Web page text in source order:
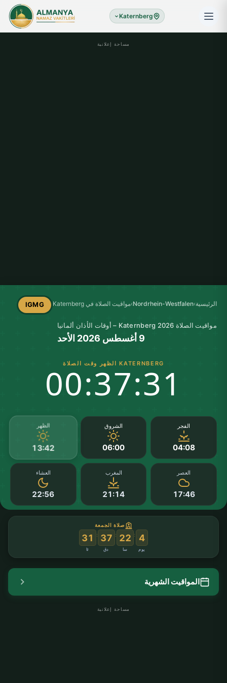
Katernberg
مساحة إعلانية
الرئيسية›
Nordrhein-Westfalen
›مواقيت الصلاة في Katernberg IGMG
مواقيت الصلاة Katernberg 2026 – أوقات الأذان ألمانيا
9 أغسطس 2026 الأحد
KATERNBERG الظهر وقت الصلاة
00:37:31
الفجر
04:08
الشروق
06:00
الظهر
13:42
العصر
17:46
المغرب
21:14
العشاء
22:56
صلاة الجمعة
4
يوم
:
22
سا
:
37
دق
:
31
ثا
المواقيت الشهرية
مساحة إعلانية